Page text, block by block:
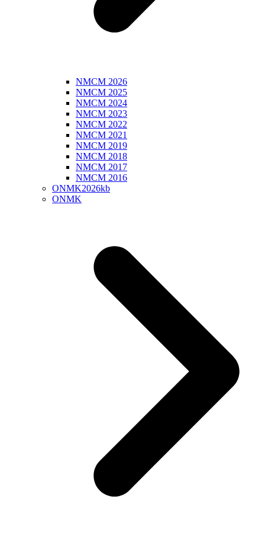
NMCM 2026
NMCM 2025
NMCM 2024
NMCM 2023
NMCM 2022
NMCM 2021
NMCM 2019
NMCM 2018
NMCM 2017
NMCM 2016
ONMK2026kb
ONMK